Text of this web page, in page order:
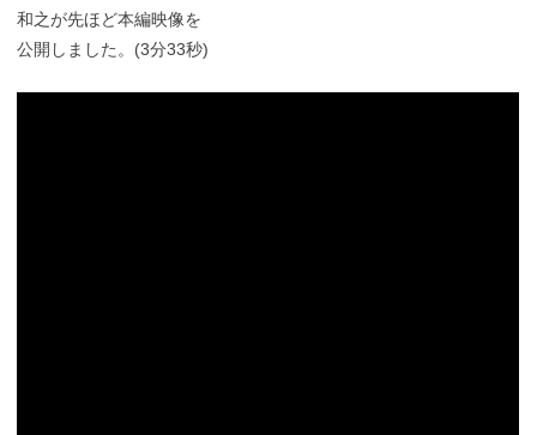
和之が先ほど本編映像を
公開しました。(3分33秒)